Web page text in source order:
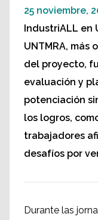
25 noviembre,
IndustriALL en
UNTMRA, más
del proyecto,
evaluación y
potenciación
los logros,
trabajadores
desafíos por
Durante las